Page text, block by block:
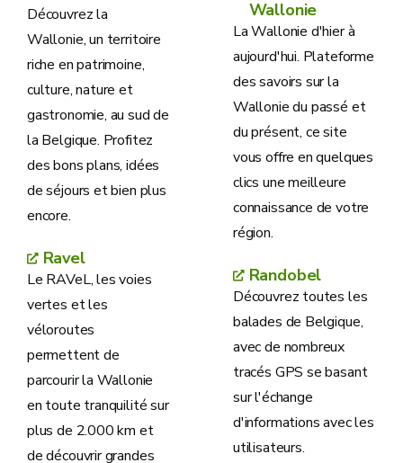
Découvrez la
Wallonie, un territoire
riche en patrimoine,
culture, nature et
gastronomie, au sud de
la Belgique. Profitez
des bons plans, idées
de séjours et bien plus
encore.
Ravel
Le RAVeL, les voies
vertes et les
véloroutes
permettent de
parcourir la Wallonie
en toute tranquilité sur
plus de 2.000 km et
de découvrir grandes
Wallonie
La Wallonie d'hier à
aujourd'hui. Plateforme
des savoirs sur la
Wallonie du passé et
du présent, ce site
vous offre en quelques
clics une meilleure
connaissance de votre
région.
Randobel
Découvrez toutes les
balades de Belgique,
avec de nombreux
tracés GPS se basant
sur l'échange
d'informations avec les
utilisateurs.